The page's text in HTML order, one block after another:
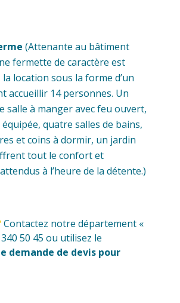
(Attenante au bâtiment
fermette de caractère est
location sous la forme d’un
accueillir 14 personnes. Un
salle à manger avec feu ouvert,
quatre salles de bains,
et coins à dormir, un jardin
tout le confort et
à l’heure de la détente.)
Contactez notre département «
50 45 ou utilisez le
demande de devis pour